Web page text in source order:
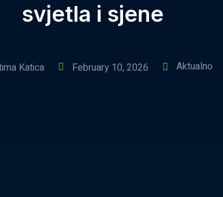
svjetla i sjene
Katica February 10, 2026 Aktualno